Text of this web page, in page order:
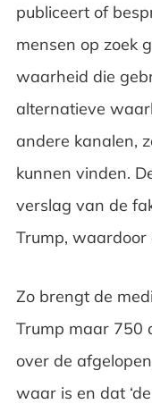
publiceert of
mensen op zoek
waarheid die
alternatieve
andere kanalen,
kunnen vinden.
verslag van de
Trump,
Zo brengt de
Trump maar 750
over de
waar is en dat